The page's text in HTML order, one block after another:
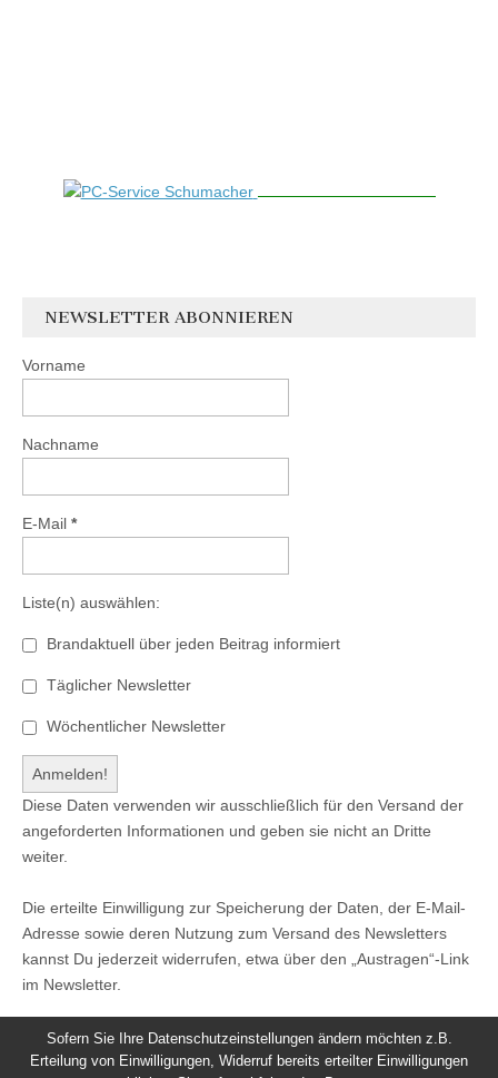
NEWSLETTER ABONNIEREN
Vorname
Nachname
E-Mail *
Liste(n) auswählen:
Brandaktuell über jeden Beitrag informiert
Täglicher Newsletter
Wöchentlicher Newsletter
Diese Daten verwenden wir ausschließlich für den Versand der
angeforderten Informationen und geben sie nicht an Dritte
weiter.
Die erteilte Einwilligung zur Speicherung der Daten, der E-Mail-
Adresse sowie deren Nutzung zum Versand des Newsletters
kannst Du jederzeit widerrufen, etwa über den „Austragen“-Link
im Newsletter.
Sofern Sie Ihre Datenschutzeinstellungen ändern möchten z.B.
Erteilung von Einwilligungen, Widerruf bereits erteilter Einwilligungen